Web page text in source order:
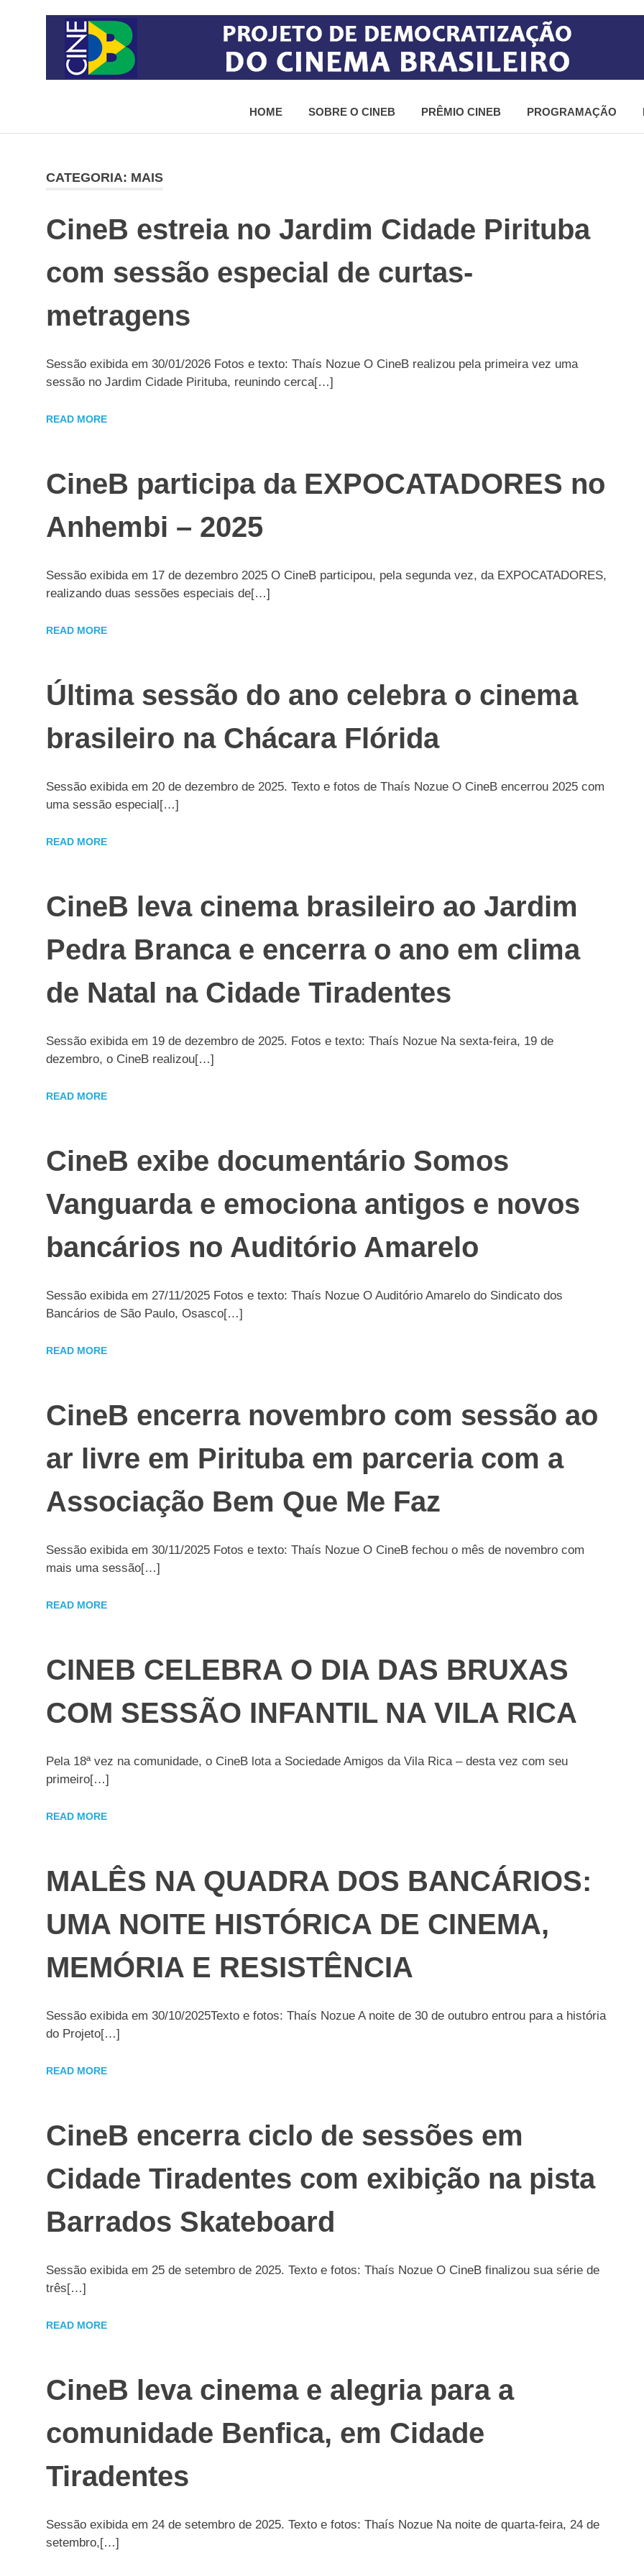
cinema
HOME SOBRE O CINEB PRÊMIO CINEB PROGRAMAÇÃO
CATEGORIA: MAIS
CineB estreia no Jardim Cidade Pirituba
com sessão especial de curtas-
metragens
Sessão exibida em 30/01/2026 Fotos e texto: Thaís Nozue O CineB realizou pela primeira vez uma
sessão no Jardim Cidade Pirituba, reunindo cerca[…]
READ MORE
CineB participa da EXPOCATADORES no
Anhembi – 2025
Sessão exibida em 17 de dezembro 2025 O CineB participou, pela segunda vez, da EXPOCATADORES,
realizando duas sessões especiais de[…]
READ MORE
Última sessão do ano celebra o cinema
brasileiro na Chácara Flórida
Sessão exibida em 20 de dezembro de 2025. Texto e fotos de Thaís Nozue O CineB encerrou 2025 com
uma sessão especial[…]
READ MORE
CineB leva cinema brasileiro ao Jardim
Pedra Branca e encerra o ano em clima
de Natal na Cidade Tiradentes
Sessão exibida em 19 de dezembro de 2025. Fotos e texto: Thaís Nozue Na sexta-feira, 19 de
dezembro, o CineB realizou[…]
READ MORE
CineB exibe documentário Somos
Vanguarda e emociona antigos e novos
bancários no Auditório Amarelo
Sessão exibida em 27/11/2025 Fotos e texto: Thaís Nozue O Auditório Amarelo do Sindicato dos
Bancários de São Paulo, Osasco[…]
READ MORE
CineB encerra novembro com sessão ao
ar livre em Pirituba em parceria com a
Associação Bem Que Me Faz
Sessão exibida em 30/11/2025 Fotos e texto: Thaís Nozue O CineB fechou o mês de novembro com
mais uma sessão[…]
READ MORE
CINEB CELEBRA O DIA DAS BRUXAS
COM SESSÃO INFANTIL NA VILA RICA
Pela 18ª vez na comunidade, o CineB lota a Sociedade Amigos da Vila Rica – desta vez com seu
primeiro[…]
READ MORE
MALÊS NA QUADRA DOS BANCÁRIOS:
UMA NOITE HISTÓRICA DE CINEMA,
MEMÓRIA E RESISTÊNCIA
Sessão exibida em 30/10/2025Texto e fotos: Thaís Nozue A noite de 30 de outubro entrou para a história
do Projeto[…]
READ MORE
CineB encerra ciclo de sessões em
Cidade Tiradentes com exibição na pista
Barrados Skateboard
Sessão exibida em 25 de setembro de 2025. Texto e fotos: Thaís Nozue O CineB finalizou sua série de
três[…]
READ MORE
CineB leva cinema e alegria para a
comunidade Benfica, em Cidade
Tiradentes
Sessão exibida em 24 de setembro de 2025. Texto e fotos: Thaís Nozue Na noite de quarta-feira, 24 de
setembro,[…]